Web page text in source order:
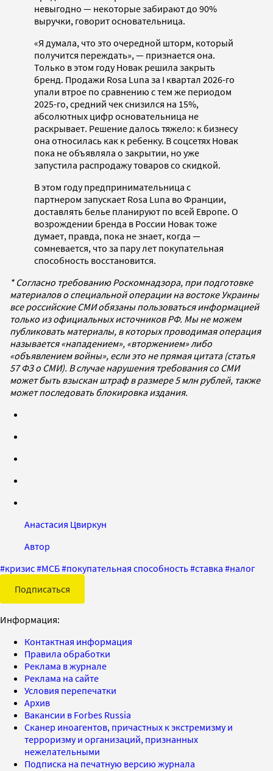
невыгодно — некоторые забирают до 90%
выручки, говорит основательница.
«Я думала, что это очередной шторм, который
получится переждать», — признается она.
Только в этом году Новак решила закрыть
бренд. Продажи Rosa Luna за I квартал 2026-го
упали втрое по сравнению с тем же периодом
2025-го, средний чек снизился на 15%,
абсолютных цифр основательница не
раскрывает. Решение далось тяжело: к бизнесу
она относилась как к ребенку. В соцсетях Новак
пока не объявляла о закрытии, но уже
запустила распродажу товаров со скидкой.
В этом году предпринимательница с
партнером запускает Rosa Luna во Франции,
доставлять белье планируют по всей Европе. О
возрождении бренда в России Новак тоже
думает, правда, пока не знает, когда —
сомневается, что за пару лет покупательная
способность восстановится.
* Согласно требованию Роскомнадзора, при подготовке
материалов о специальной операции на востоке Украины
все российские СМИ обязаны пользоваться информацией
только из официальных источников РФ. Мы не можем
публиковать материалы, в которых проводимая операция
называется «нападением», «вторжением» либо
«объявлением войны», если это не прямая цитата (статья
57 ФЗ о СМИ). В случае нарушения требования со СМИ
может быть взыскан штраф в размере 5 млн рублей, также
может последовать блокировка издания.
Анастасия Цвиркун
Автор
#кризис#МСБ#покупательная способность#ставка #налог
Подписаться
Информация:
Контактная информация
Правила обработки
Реклама в журнале
Реклама на сайте
Условия перепечатки
Архив
Вакансии в Forbes Russia
Сканер иноагентов, причастных к экстремизму и
терроризму и организаций, признанных
нежелательными
Подписка на печатную версию журнала